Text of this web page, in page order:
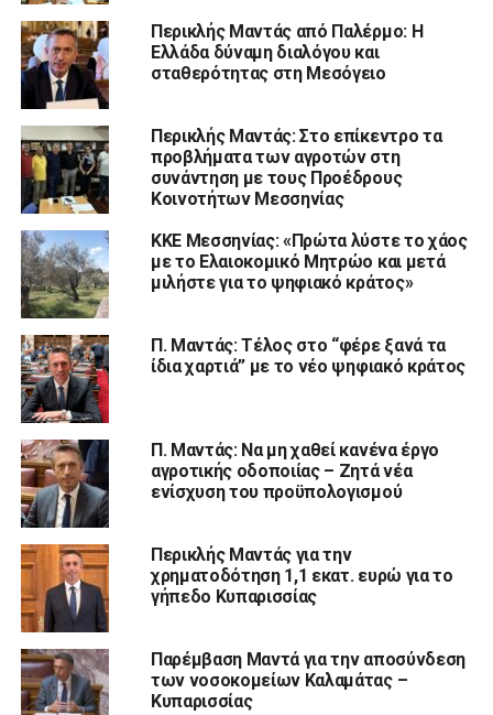
Περικλής Μαντάς από Παλέρμο: Η
Ελλάδα δύναμη διαλόγου και
σταθερότητας στη Μεσόγειο
Περικλής Μαντάς: Στο επίκεντρο τα
προβλήματα των αγροτών στη
συνάντηση με τους Προέδρους
Κοινοτήτων Μεσσηνίας
ΚΚΕ Μεσσηνίας: «Πρώτα λύστε το χάος
με το Ελαιοκομικό Μητρώο και μετά
μιλήστε για το ψηφιακό κράτος»
Π. Μαντάς: Τέλος στο “φέρε ξανά τα
ίδια χαρτιά” με το νέο ψηφιακό κράτος
Π. Μαντάς: Να μη χαθεί κανένα έργο
αγροτικής οδοποιίας – Ζητά νέα
ενίσχυση του προϋπολογισμού
Περικλής Μαντάς για την
χρηματοδότηση 1,1 εκατ. ευρώ για το
γήπεδο Κυπαρισσίας
Παρέμβαση Μαντά για την αποσύνδεση
των νοσοκομείων Καλαμάτας –
Κυπαρισσίας